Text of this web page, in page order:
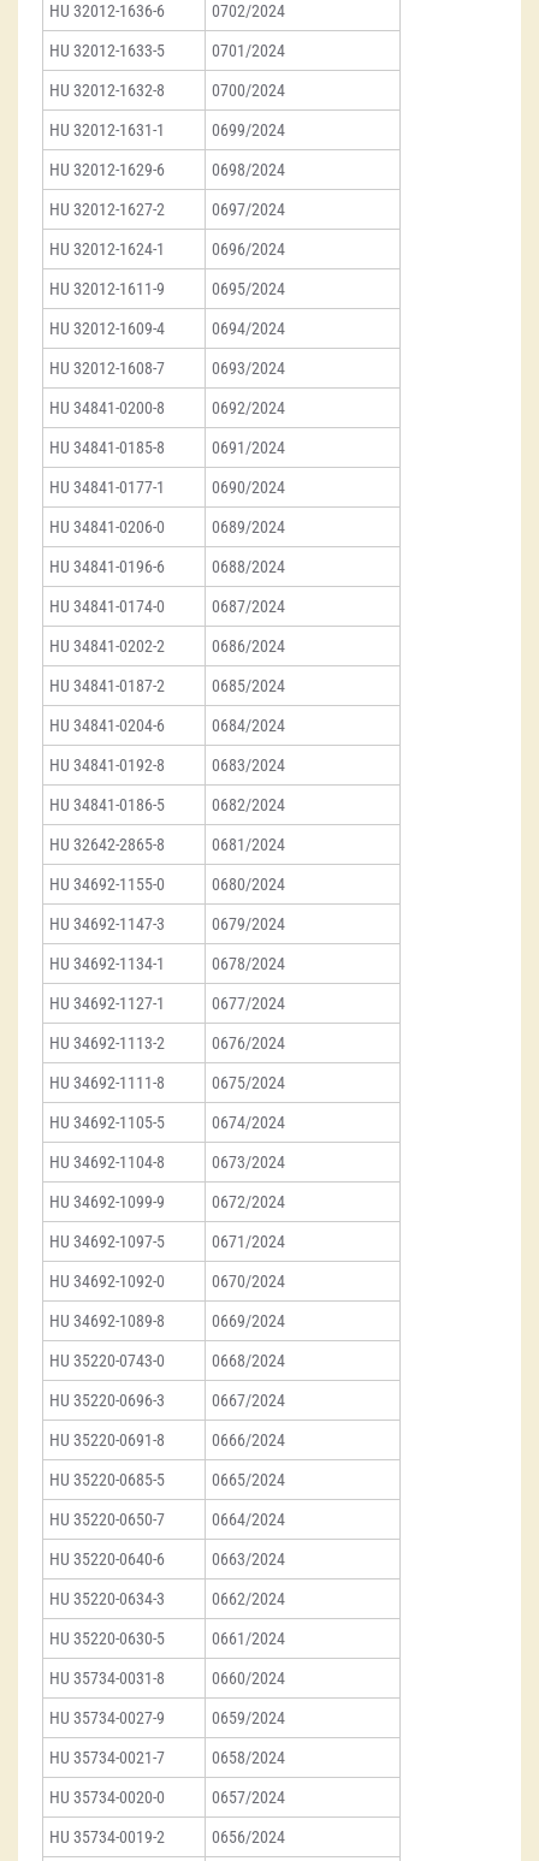
HU 32012-1636-6 0702/2024
HU 32012-1633-5 0701/2024
HU 32012-1632-8 0700/2024
HU 32012-1631-1 0699/2024
HU 32012-1629-6 0698/2024
HU 32012-1627-2 0697/2024
HU 32012-1624-1 0696/2024
HU 32012-1611-9 0695/2024
HU 32012-1609-4 0694/2024
HU 32012-1608-7 0693/2024
HU 34841-0200-8 0692/2024
HU 34841-0185-8 0691/2024
HU 34841-0177-1 0690/2024
HU 34841-0206-0 0689/2024
HU 34841-0196-6 0688/2024
HU 34841-0174-0 0687/2024
HU 34841-0202-2 0686/2024
HU 34841-0187-2 0685/2024
HU 34841-0204-6 0684/2024
HU 34841-0192-8 0683/2024
HU 34841-0186-5 0682/2024
HU 32642-2865-8 0681/2024
HU 34692-1155-0 0680/2024
HU 34692-1147-3 0679/2024
HU 34692-1134-1 0678/2024
HU 34692-1127-1 0677/2024
HU 34692-1113-2 0676/2024
HU 34692-1111-8 0675/2024
HU 34692-1105-5 0674/2024
HU 34692-1104-8 0673/2024
HU 34692-1099-9 0672/2024
HU 34692-1097-5 0671/2024
HU 34692-1092-0 0670/2024
HU 34692-1089-8 0669/2024
HU 35220-0743-0 0668/2024
HU 35220-0696-3 0667/2024
HU 35220-0691-8 0666/2024
HU 35220-0685-5 0665/2024
HU 35220-0650-7 0664/2024
HU 35220-0640-6 0663/2024
HU 35220-0634-3 0662/2024
HU 35220-0630-5 0661/2024
HU 35734-0031-8 0660/2024
HU 35734-0027-9 0659/2024
HU 35734-0021-7 0658/2024
HU 35734-0020-0 0657/2024
HU 35734-0019-2 0656/2024